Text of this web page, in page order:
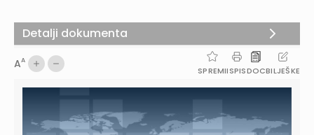
AA
SPREMIISPISDOCBILJEŠKE
Detalji dokumenta